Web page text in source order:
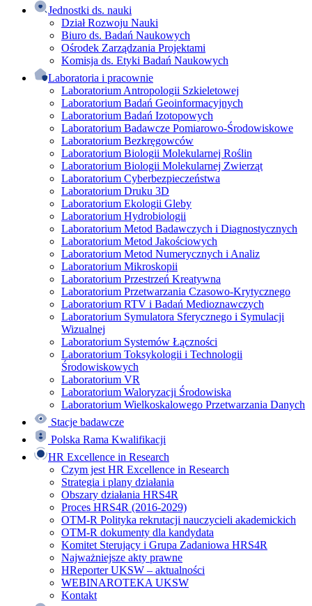
Jednostki ds. nauki
Dział Rozwoju Nauki
Biuro ds. Badań Naukowych
Ośrodek Zarządzania Projektami
Komisja ds. Etyki Badań Naukowych
Laboratoria i pracownie
Laboratorium Antropologii Szkieletowej
Laboratorium Badań Geoinformacyjnych
Laboratorium Badań Izotopowych
Laboratorium Badawcze Pomiarowo-Środowiskowe
Laboratorium Bezkręgowców
Laboratorium Biologii Molekularnej Roślin
Laboratorium Biologii Molekularnej Zwierząt
Laboratorium Cyberbezpieczeństwa
Laboratorium Druku 3D
Laboratorium Ekologii Gleby
Laboratorium Hydrobiologii
Laboratorium Metod Badawczych i Diagnostycznych
Laboratorium Metod Jakościowych
Laboratorium Metod Numerycznych i Analiz
Laboratorium Mikroskopii
Laboratorium Przestrzeń Kreatywna
Laboratorium Przetwarzania Czasowo-Krytycznego
Laboratorium RTV i Badań Medioznawczych
Laboratorium Symulatora Sferycznego i Symulacji
Wizualnej
Laboratorium Systemów Łączności
Laboratorium Toksykologii i Technologii
Środowiskowych
Laboratorium VR
Laboratorium Waloryzacji Środowiska
Laboratorium Wielkoskalowego Przetwarzania Danych
Stacje badawcze
Polska Rama Kwalifikacji
HR Excellence in Research
Czym jest HR Excellence in Research
Strategia i plany działania
Obszary działania HRS4R
Proces HRS4R (2016-2029)
OTM-R Polityka rekrutacji nauczycieli akademickich
OTM-R dokumenty dla kandydata
Komitet Sterujący i Grupa Zadaniowa HRS4R
Najważniejsze akty prawne
HReporter UKSW – aktualności
WEBINAROTEKA UKSW
Kontakt